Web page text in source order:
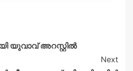
യുവാവ് അറസ്റ്റിൽ
Next